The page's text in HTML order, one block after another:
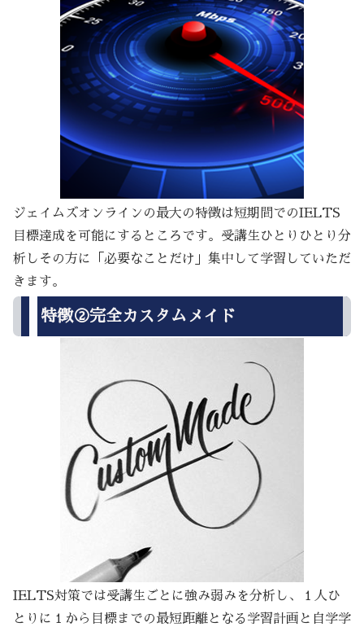
ジェイムズオンラインの最大の特徴は短期間でのIELTS
目標達成を可能にするところです。受講生ひとりひとり分
析しその方に「必要なことだけ」集中して学習していただ
きます。
特徴②完全カスタムメイド
IELTS対策では受講生ごとに強み弱みを分析し、１人ひ
とりに１から目標までの最短距離となる学習計画と自学学